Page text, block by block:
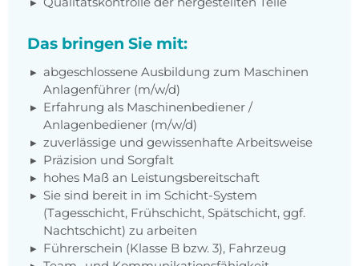
Das bringen Sie mit:
abgeschlossene Ausbildung zum Maschinen
Anlagenführer (m/w/d)
Erfahrung als Maschinenbediener /
Anlagenbediener (m/w/d)
zuverlässige und gewissenhafte Arbeitsweise
Präzision und Sorgfalt
hohes Maß an Leistungsbereitschaft
Sie sind bereit in im Schicht-System
(Tagesschicht, Frühschicht, Spätschicht, ggf.
Nachtschicht) zu arbeiten
Führerschein (Klasse B bzw. 3), Fahrzeug